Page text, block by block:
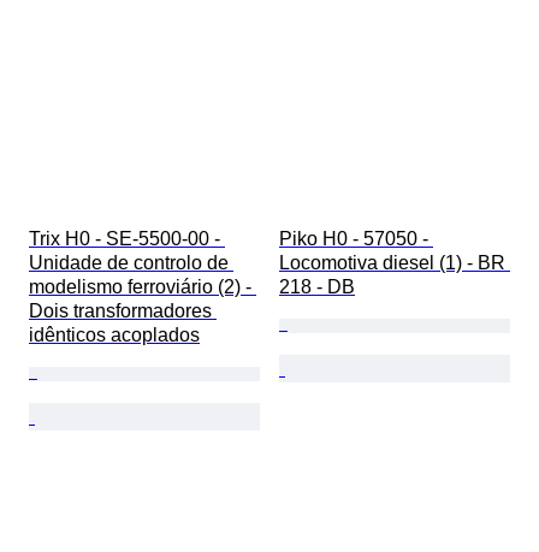
Trix H0 - SE-5500-00 -
Unidade de controlo de
modelismo ferroviário (2) -
Dois transformadores
idênticos acoplados
Piko H0 - 57050 -
Locomotiva diesel (1) - BR
218 - DB